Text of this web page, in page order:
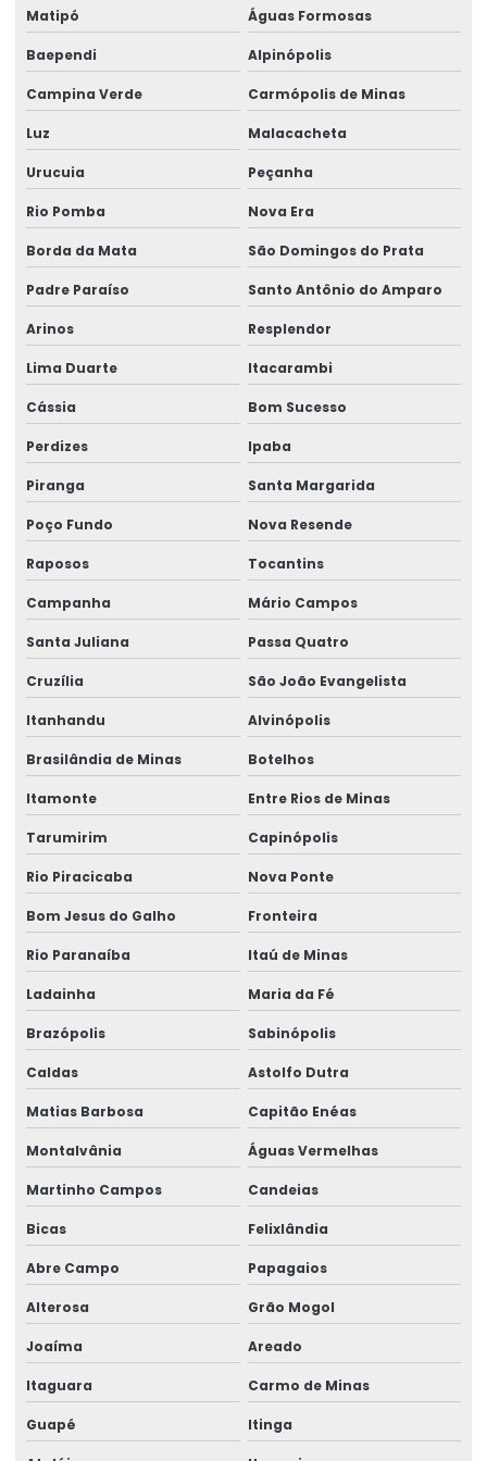
Rótulos Para Etiquetagem De Produtos
Rótulos Para Garrafas De Bebidas
Rótulos Para Indústria
Rótulos Para Produtos
Rótulos Para Setores Alimentícios
Rótulos Para Varejo Personalizados
Rótulos Personalizados
Rótulos Personalizados Para Negócios
Matipó Águas Formosas
Baependi Alpinópolis
Campina Verde Carmópolis de Minas
Luz Malacacheta
Urucuia Peçanha
Rio Pomba Nova Era
Borda da Mata São Domingos do Prata
Padre Paraíso Santo Antônio do Amparo
Arinos Resplendor
Lima Duarte Itacarambi
Cássia Bom Sucesso
Perdizes Ipaba
Piranga Santa Margarida
Poço Fundo Nova Resende
Raposos Tocantins
Campanha Mário Campos
Santa Juliana Passa Quatro
Cruzília São João Evangelista
Itanhandu Alvinópolis
Brasilândia de Minas Botelhos
Itamonte Entre Rios de Minas
Tarumirim Capinópolis
Rio Piracicaba Nova Ponte
Bom Jesus do Galho Fronteira
Rio Paranaíba Itaú de Minas
Ladainha Maria da Fé
Brazópolis Sabinópolis
Caldas Astolfo Dutra
Matias Barbosa Capitão Enéas
Montalvânia Águas Vermelhas
Martinho Campos Candeias
Bicas Felixlândia
Abre Campo Papagaios
Alterosa Grão Mogol
Joaíma Areado
Itaguara Carmo de Minas
Guapé Itinga